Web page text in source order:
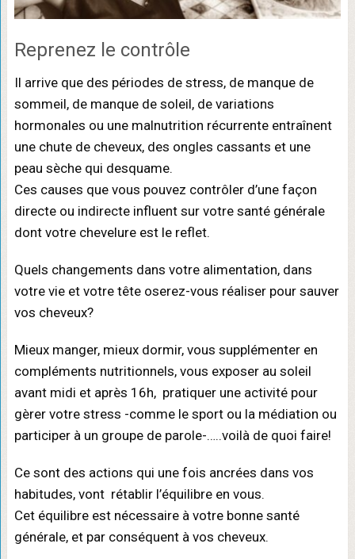
Reprenez le contrôle
Il arrive que des périodes de stress, de manque de
sommeil, de manque de soleil, de variations
hormonales ou une malnutrition récurrente entraînent
une chute de cheveux, des ongles cassants et une
peau sèche qui desquame.
Ces causes que vous pouvez contrôler d’une façon
directe ou indirecte influent sur votre santé générale
dont votre chevelure est le reflet.
Quels changements dans votre alimentation, dans
votre vie et votre tête oserez-vous réaliser pour sauver
vos cheveux?
Mieux manger, mieux dormir, vous supplémenter en
compléments nutritionnels, vous exposer au soleil
avant midi et après 16h, pratiquer une activité pour
gèrer votre stress -comme le sport ou la médiation ou
participer à un groupe de parole-…..voilà de quoi faire!
Ce sont des actions qui une fois ancrées dans vos
habitudes, vont rétablir l’équilibre en vous.
Cet équilibre est nécessaire à votre bonne santé
générale, et par conséquent à vos cheveux.